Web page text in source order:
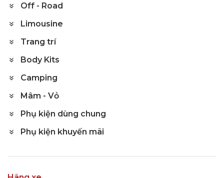
Off - Road
Limousine
Trang trí
Body Kits
Camping
Mâm - Vỏ
Phụ kiện dùng chung
Phụ kiện khuyến mãi